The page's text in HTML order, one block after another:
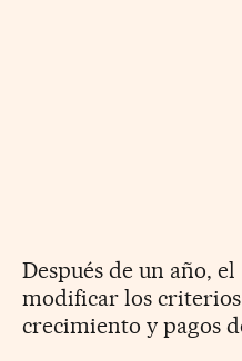
Después de un año,
modificar los
crecimiento y pagos